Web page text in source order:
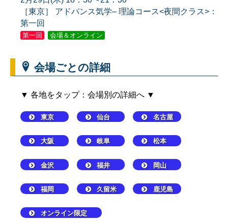
［東京］ アドバンス気学– 理論コース<夜間クラス>：
第一回
第一回 会場＆オンライン
会場ごとの詳細
▼ 各地をタップ：会場別の詳細へ ▼
東京 仙台 名古屋
大阪 岐阜 松本
金沢 福井 岡山
福岡 久留米 鹿児島
オンライン限定